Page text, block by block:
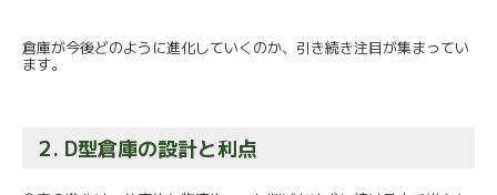
倉庫が今後どのように進化していくのか、 引き続き注目が集まってい
ます。
2. D型倉庫の設計と利点